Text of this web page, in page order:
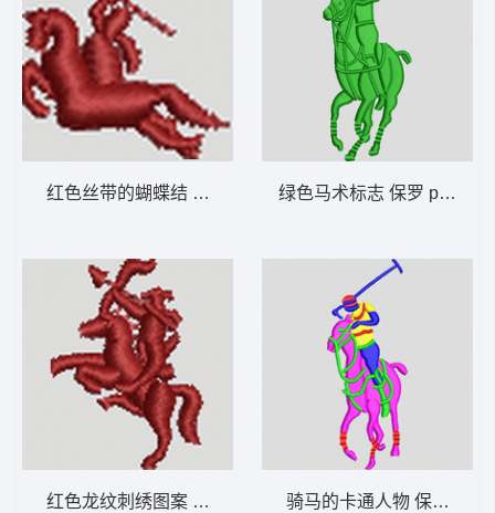
红色丝带的蝴蝶结 保罗 polo 骑马 男装
红色龙纹刺绣图案 保罗 polo 骑马 男装
绿色马术标志 保罗 polo 骑
骑马的卡通人物 保罗 polo